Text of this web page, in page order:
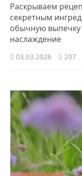
Раскрываем
секретным
обычную выпечку
наслаждение
03.03.2026 207